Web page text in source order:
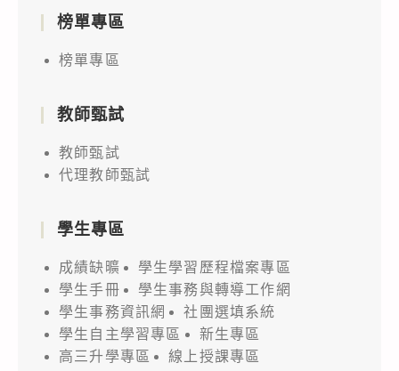
榜單專區
榜單專區
教師甄試
教師甄試
代理教師甄試
學生專區
成績缺曠
學生學習歷程檔案專區
學生手冊
學生事務與轉導工作網
學生事務資訊網
社團選填系統
學生自主學習專區
新生專區
高三升學專區
線上授課專區